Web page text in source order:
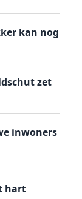
kan nog
zet
inwoners
hart